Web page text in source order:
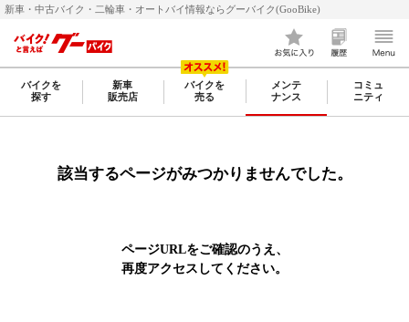
新車・中古バイク・二輪車・オートバイ情報ならグーバイク(GooBike)
バイクを
探す
新車
販売店
バイクを
売る
メンテ
ナンス
コミュ
ニティ
該当するページがみつかりませんでした。
ページURLをご確認のうえ、
再度アクセスしてください。